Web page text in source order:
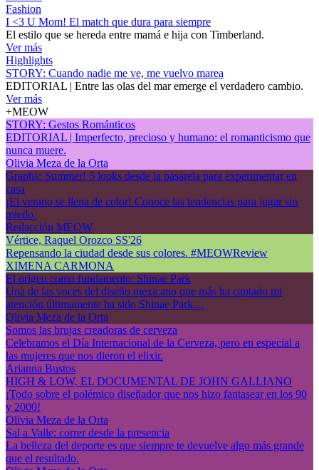
Fashion
I <3 U Mom! El match que dura para siempre
El estilo que se hereda entre mamá e hija con Timberland.
Ver más
Highlights
STORY: Cuando nadie me ve, me vuelvo marea
EDITORIAL | Entre las olas del mar emerge el verdadero cambio.
Ver más
+MEOW
STORY: Gestos Románticos
EDITORIAL | Imperfecto, precioso y humano: el romanticismo que
nunca muere.
Olivia Meza de la Orta
Graphic Summer! 5 looks desde la pasarela para experimentar en
casa
¡El verano se llena de color! Conoce las tendencias para jugar sin
miedo.
Redacción MEOW
Vértice, Raquel Orozco SS'26
Repensando la ciudad desde sus colores. #MEOWReview
XIMENA CARMONA
El origen como fundamento: Shinae Park
Una de las voces del diseño mexicano que más ha captado mi
atención últimamente ha sido Shinae Park....
Olivia Meza de la Orta
Somos las brujas creadoras de cerveza
Celebramos el Día Internacional de la Cerveza, pero en especial a
las mujeres que nos dieron el elixir.
Arianna Bustos
HIGH & LOW, EL DOCUMENTAL DE JOHN GALLIANO
¡Todo sobre el polémico diseñador que nos hizo fantasear en los 90
y 2000!
Olivia Meza de la Orta
Sal a Valle: correr desde la presencia
La belleza del deporte es que siempre te devuelve algo más grande
que el resultado.